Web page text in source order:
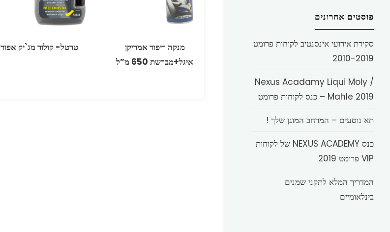
מנקה ריפוד ‏אמריקן
איגל+מברשת 650 מ”ל
טרטל- קולור מג`יק אפור
פוסטים אחרונים
סקירת אירועי אינסנטיב לקוחות פרומט
2010-2019
Nexus Acadamy Liqui Moly /
Mahle 2019 – כנס לקוחות פרומט
תא נוסעים – המרחב המוגן שלך !
כנס NEXUS ACADEMY של לקוחות
VIP פרומט 2019
המדריך המלא לתקני שמנים
בינלאומיים